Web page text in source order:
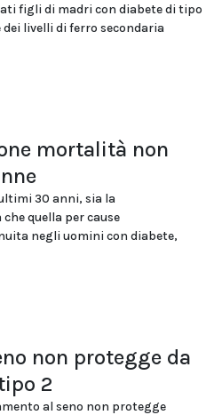
figli di madri con diabete di tipo
livelli di ferro secondaria
mortalità non
30 anni, sia la
quella per cause
negli uomini con diabete,
non protegge da
2
al seno non protegge